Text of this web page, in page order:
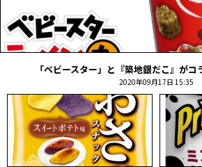
「ベビースター」と『築地銀だこ』が
2020年09月17日 15:35